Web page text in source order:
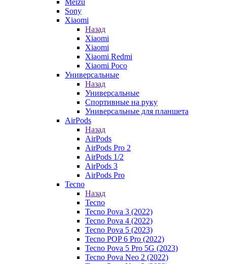
Meizu
Sony
Xiaomi
Назад
Xiaomi
Xiaomi
Xiaomi Redmi
Xiaomi Poco
Универсальные
Назад
Универсальные
Спортивные на руку
Универсальные для планшета
AirPods
Назад
AirPods
AirPods Pro 2
AirPods 1/2
AirPods 3
AirPods Pro
Tecno
Назад
Tecno
Tecno Pova 3 (2022)
Tecno Pova 4 (2022)
Tecno Pova 5 (2023)
Tecno POP 6 Pro (2022)
Tecno Pova 5 Pro 5G (2023)
Tecno Pova Neo 2 (2022)